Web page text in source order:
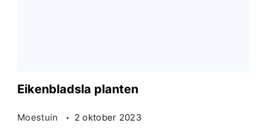
Eikenbladsla planten
Moestuin 2 oktober 2023